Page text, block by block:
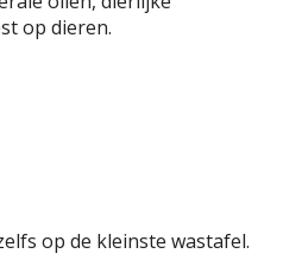
op dieren.
op de kleinste wastafel.